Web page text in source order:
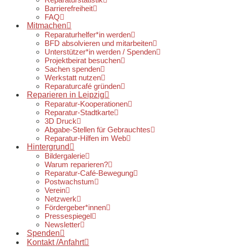
Barrierefreiheit
FAQ
Mitmachen
Reparaturhelfer*in werden
BFD absolvieren und mitarbeiten
Unterstützer*in werden / Spenden
Projektbeirat besuchen
Sachen spenden
Werkstatt nutzen
Reparaturcafé gründen
Reparieren in Leipzig
Reparatur-Kooperationen
Reparatur-Stadtkarte
3D Druck
Abgabe-Stellen für Gebrauchtes
Reparatur-Hilfen im Web
Hintergrund
Bildergalerie
Warum reparieren?
Reparatur-Café-Bewegung
Postwachstum
Verein
Netzwerk
Fördergeber*innen
Pressespiegel
Newsletter
Spenden
Kontakt /Anfahrt